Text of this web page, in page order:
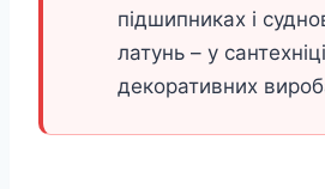
підшипниках і
латунь – у
декоративних